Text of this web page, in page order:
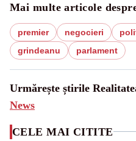
Mai multe articole
premier negocieri
grindeanu
parlament
Urmărește știrile
News
CELE MAI CITITE